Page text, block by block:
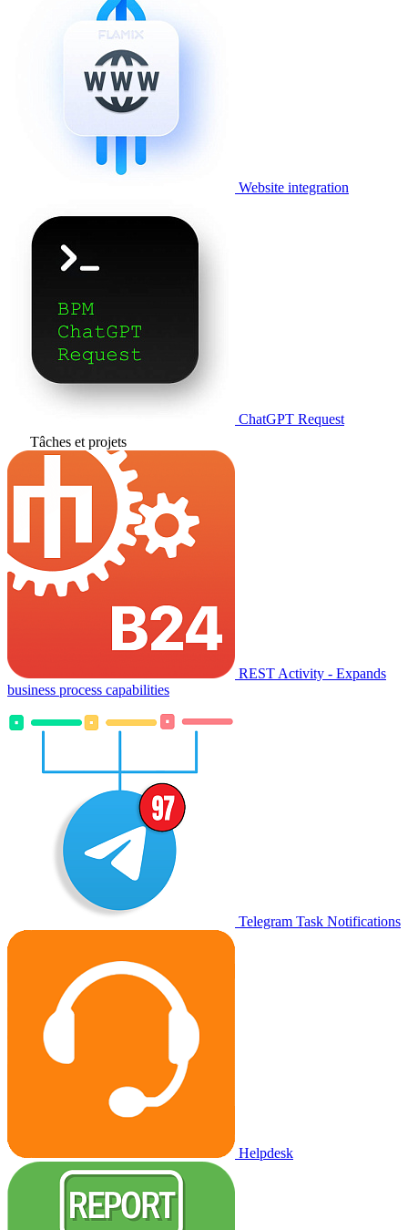
Website integration
ChatGPT Request
Tâches et projets
REST Activity - Expands
business process capabilities
Telegram Task Notifications
Helpdesk